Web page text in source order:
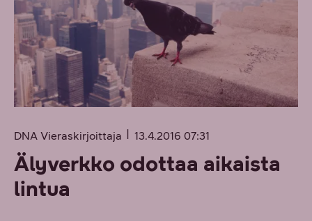
DNA Vieraskirjoittaja 13.4.2016 07:31
Älyverkko odottaa aikaista
lintua